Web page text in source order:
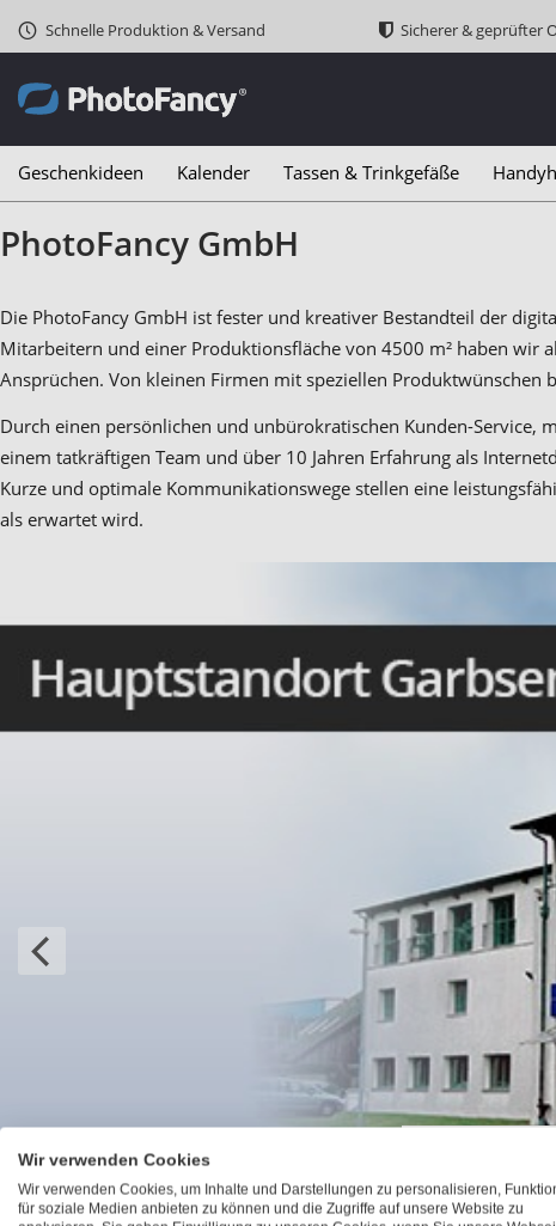
Schnelle Produktion & Versand Sicherer & geprüfter
Geschenkideen Kalender Tassen & Trinkgefäße
PhotoFancy GmbH
Die PhotoFancy GmbH ist fester und kreativer Bestandteil der
Mitarbeitern und einer Produktionsfläche von 4500 m² haben wir
Ansprüchen. Von kleinen Firmen mit speziellen
Durch einen persönlichen und unbürokratischen Kunden-
einem tatkräftigen Team und über 10 Jahren Erfahrung als
Kurze und optimale Kommunikationswege stellen eine
als erwartet wird.
Wir verwenden Cookies
Wir verwenden Cookies, um Inhalte und Darstellungen zu personalisieren,
für soziale Medien anbieten zu können und die Zugriffe auf unsere Website zu